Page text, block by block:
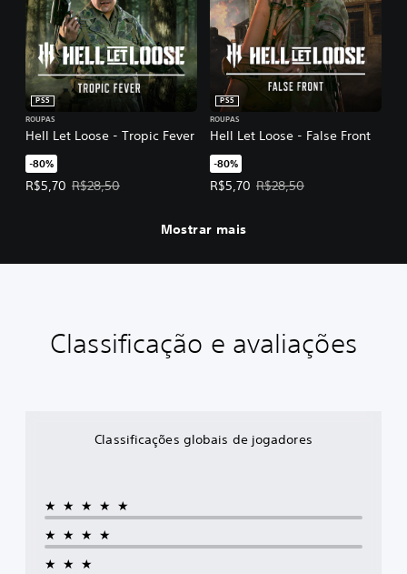
Hell Let Loose - Tropic Fever
PS5
ROUPAS
-80%
R$5,70
Preço da oferta: R$5,70. Preço original: R$28,50.
R$28,50
Hell Let Loose - False Front
PS5
ROUPAS
-80%
R$5,70
Preço da oferta: R$5,70. Preço
R$28,50
Mostrar mais
Classificação e avaliações
Classificações globais de jogadores
★★★★★
★★★★
★★★